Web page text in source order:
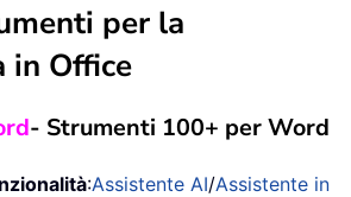
per la
Office
- Strumenti 100+ per Word
:Assistente AI/Assistente in